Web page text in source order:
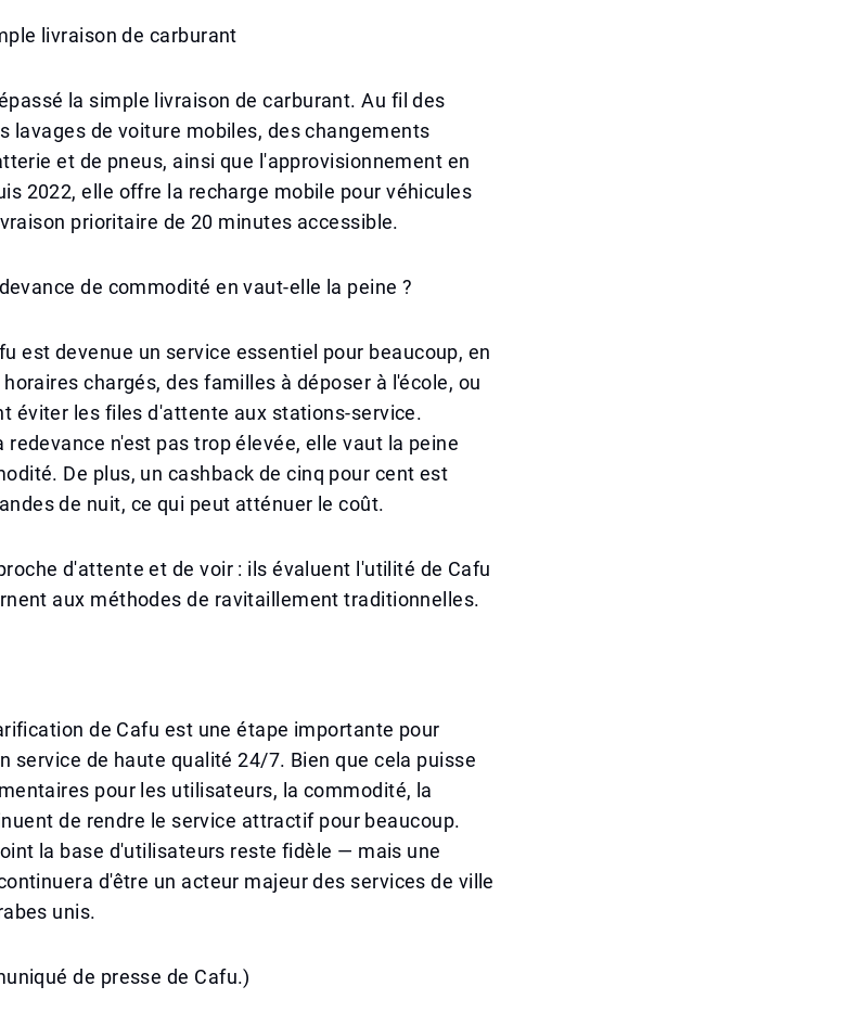
livraison de carburant
la simple livraison de carburant. Au fil des
lavages de voiture mobiles, des changements
et de pneus, ainsi que l'approvisionnement en
2022, elle offre la recharge mobile pour véhicules
prioritaire de 20 minutes accessible.
de commodité en vaut-elle la peine ?
est devenue un service essentiel pour beaucoup, en
chargés, des familles à déposer à l'école, ou
éviter les files d'attente aux stations-service.
redevance n'est pas trop élevée, elle vaut la peine
De plus, un cashback de cinq pour cent est
de nuit, ce qui peut atténuer le coût.
d'attente et de voir : ils évaluent l'utilité de Cafu
aux méthodes de ravitaillement traditionnelles.
de Cafu est une étape importante pour
service de haute qualité 24/7. Bien que cela puisse
pour les utilisateurs, la commodité, la
de rendre le service attractif pour beaucoup.
la base d'utilisateurs reste fidèle — mais une
d'être un acteur majeur des services de ville
unis.
de presse de Cafu.)